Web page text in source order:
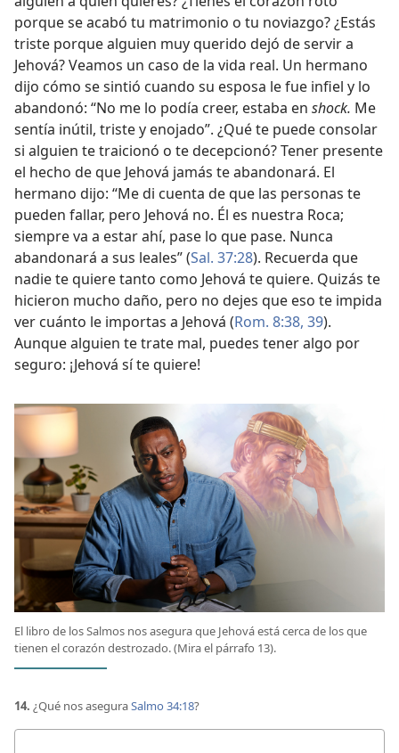
porque se acabó tu matrimonio o tu noviazgo? ¿Estás
triste porque alguien muy querido dejó de servir a
Jehová? Veamos un caso de la vida real. Un hermano
dijo cómo se sintió cuando su esposa le fue infiel y lo
abandonó: “No me lo podía creer, estaba en shock. Me
sentía inútil, triste y enojado”. ¿Qué te puede consolar
si alguien te traicionó o te decepcionó? Tener presente
el hecho de que Jehová jamás te abandonará. El
hermano dijo: “Me di cuenta de que las personas te
pueden fallar, pero Jehová no. Él es nuestra Roca;
siempre va a estar ahí, pase lo que pase. Nunca
abandonará a sus leales” (Sal. 37:28). Recuerda que
nadie te quiere tanto como Jehová te quiere. Quizás te
hicieron mucho daño, pero no dejes que eso te impida
ver cuánto le importas a Jehová (Rom. 8:38, 39).
Aunque alguien te trate mal, puedes tener algo por
seguro: ¡Jehová sí te quiere!
El libro de los Salmos nos asegura que Jehová está cerca de los que
tienen el corazón destrozado. (Mira el párrafo 13).
14. ¿Qué nos aseguraSalmo 34:18?